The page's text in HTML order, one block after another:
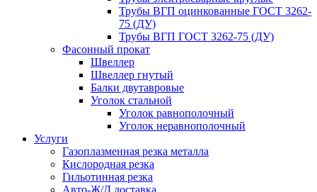
Трубы ВГП оцинкованные ГОСТ 3262-
75 (ДУ)
Трубы ВГП ГОСТ 3262-75 (ДУ)
Фасонный прокат
Швеллер
Швеллер гнутый
Балки двутавровые
Уголок стальной
Уголок равнополочный
Уголок неравнополочный
Услуги
Газоплазменная резка металла
Кислородная резка
Гильотинная резка
Авто-Ж/Д доставка